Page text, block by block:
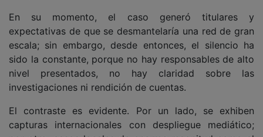
En su momento, el caso generó titulares y
expectativas de que se desmantelaría una red de gran
escala; sin embargo, desde entonces, el silencio ha
sido la constante, porque no hay responsables de alto
nivel presentados, no hay claridad sobre las
investigaciones ni rendición de cuentas.
El contraste es evidente. Por un lado, se exhiben
capturas internacionales con despliegue mediático;